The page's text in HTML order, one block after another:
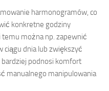
harmonogramów, co
konkretne godziny
temu można np. zapewnić
ciągu dnia lub zwiększyć
podnosi komfort
manualnego manipulowania